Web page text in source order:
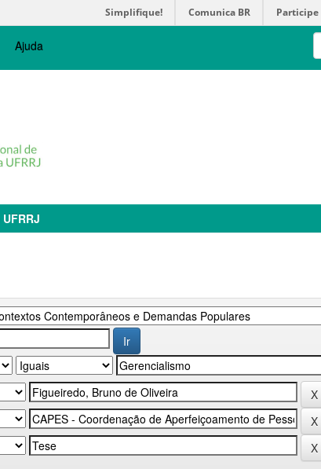
Simplifique! Comunica BR Participe
Ajuda